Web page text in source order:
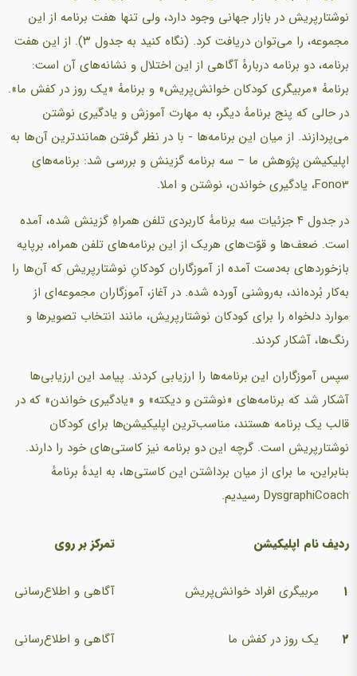
نوشتارپریش در بازار جهانی وجود دارد، ولی تنها هفت برنامه از این
مجموعه، را می‌توان دریافت کرد. (نگاه کنید به جدول ۳). از این هفت
برنامه، دو برنامه دربارهٔ آگاهی از این اختلال و نشانه‌های آن است:
برنامهٔ «مربیگری کودکان خوانش‌پریش» و برنامهٔ «یک روز در کفش ما».
در حالی که پنج برنامهٔ دیگر، به مهارت آموزش و یادگیری نوشتن
می‌پردازند. از میان این برنامه‌ها - با در نظر گرفتن همانندترین آن‌ها به
اپلیکیشن پژوهش ما – سه برنامه گزینش و بررسی شد: برنامه‌های
Fono3، یادگیری خواندن، نوشتن و املا.
در جدول ۴ جزئیات سه برنامهٔ کاربردی تلفن همراهِ گزینش شده، آمده
است. ضعف‌ها و قوّت‌های هریک از این برنامه‌های تلفن همراه، برپایه
بازخوردهای به‌دست آمده از آموزگاران کودکانِ نوشتارپریش که آن‌ها را
به‌کار بُرده‌اند، به‌روشنی آورده شده. در آغاز، آموزگاران مجموعه‌ای از
موارد دلخواه را برای کودکان نوشتارپریش، مانند انتخاب تصویرها و
رنگ‌ها، آشکار کردند.
سپس آموزگاران این برنامه‌ها را ارزیابی کردند. پیامد این ارزیابی‌ها
آشکار شد که برنامه‌های «نوشتن و دیکته» و «یادگیری خواندن» که در
قالب یک برنامه هستند، مناسب‌ترین اپلیکیشن‌ها برای کودکان
نوشتارپریش است. گرچه این دو برنامه نیز کاستی‌های خود را دارند.
بنابراین، ما برای از میان برداشتن این کاستی‌ها، به ایدهٔ برنامهٔ
DysgraphiCoach رسیدیم.
ردیف نام اپلیکیشن تمرکز بر روی
۱ مربیگری افراد خوانش‌پریش آگاهی و اطلاع‌رسانی
۲ یک روز در کفش ما آگاهی و اطلاع‌رسانی